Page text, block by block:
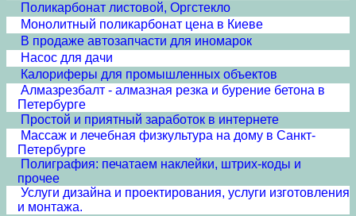
Поликарбонат листовой, Оргстекло
Монолитный поликарбонат цена в Киеве
В продаже автозапчасти для иномарок
Насос для дачи
Калориферы для промышленных объектов
Алмазрезбалт - алмазная резка и бурение бетона в
Петербурге
Простой и приятный заработок в интернете
Массаж и лечебная физкультура на дому в Санкт-
Петербурге
Полиграфия: печатаем наклейки, штрих-коды и
прочее
Услуги дизайна и проектирования, услуги изготовления
и монтажа.